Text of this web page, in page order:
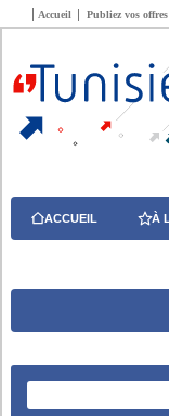
Accueil Publiez vos
ACCUEIL À